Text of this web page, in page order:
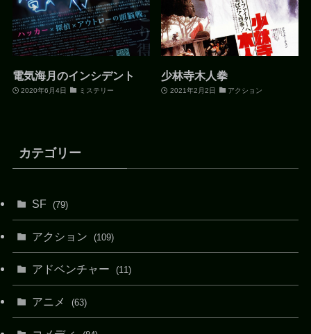
電気海月のインシデント
2020年6月4日 ミステリー
少林寺木人拳
2021年2月2日 アクション
カテゴリー
SF (79)
アクション (109)
アドベンチャー (11)
アニメ (63)